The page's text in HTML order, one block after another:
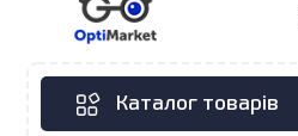
Каталог товарів